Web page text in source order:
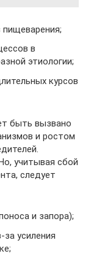
пищеварения;
в
этиологии;
курсов
быть вызвано
и ростом
учитывая сбой
следует
и запора);
усиления